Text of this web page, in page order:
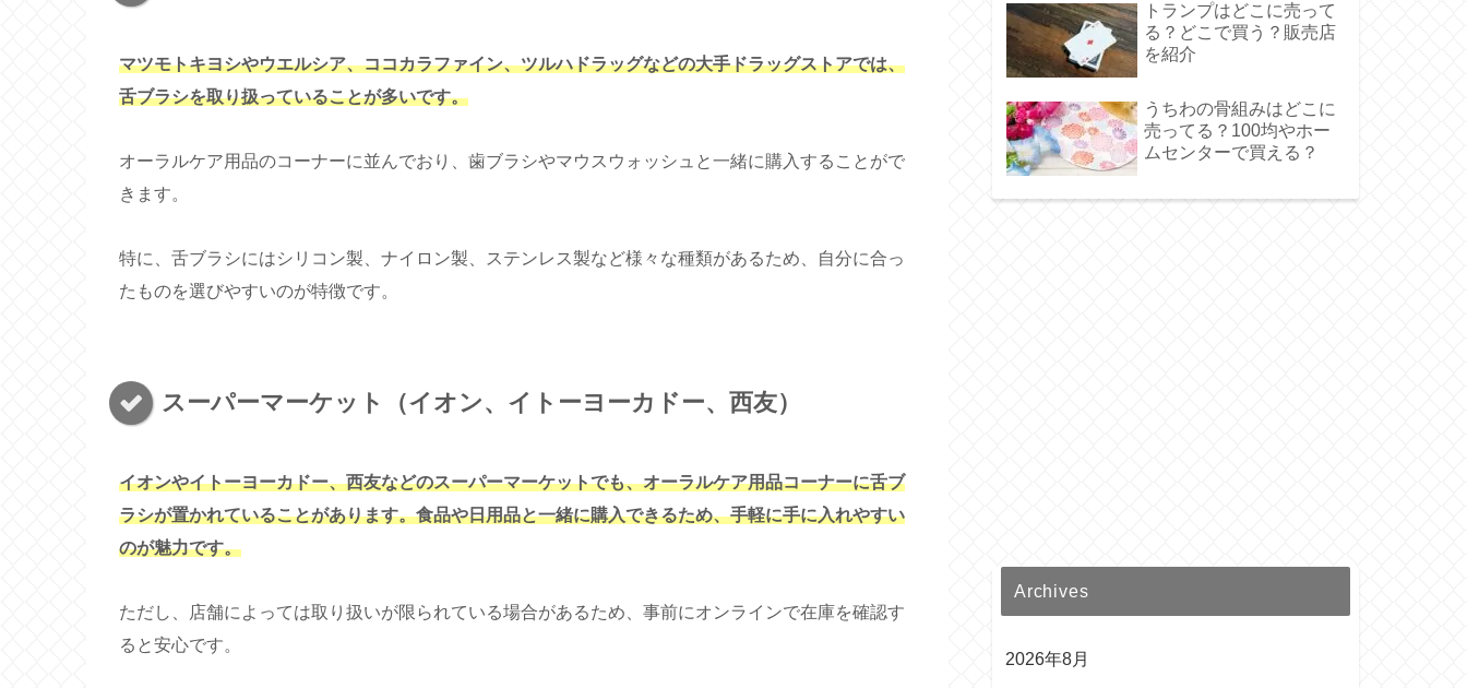
マツモトキヨシやウエルシア、ココカラファイン、ツルハドラッグなどの大手ドラッグストアでは、
舌ブラシを取り扱っていることが多いです。
オーラルケア用品のコーナーに並んでおり、歯ブラシやマウスウォッシュと一緒に購入することがで
きます。
特に、舌ブラシにはシリコン製、ナイロン製、ステンレス製など様々な種類があるため、自分に合っ
たものを選びやすいのが特徴です。
スーパーマーケット（イオン、イトーヨーカドー、西友）
イオンやイトーヨーカドー、西友などのスーパーマーケットでも、オーラルケア用品コーナーに舌ブ
ラシが置かれていることがあります。食品や日用品と一緒に購入できるため、手軽に手に入れやすい
のが魅力です。
ただし、店舗によっては取り扱いが限られている場合があるため、事前にオンラインで在庫を確認す
ると安心です。
トランプはどこに売って
る？どこで買う？販売店
を紹介
うちわの骨組みはどこに
売ってる？100均やホー
ムセンターで買える？
Archives
2026年8月